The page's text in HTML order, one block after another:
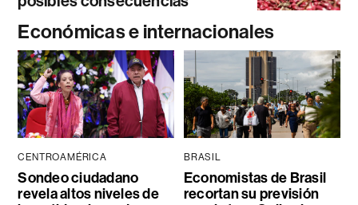
Económicas e internacionales
CENTROAMÉRICA
Sondeo ciudadano
revela altos niveles de
BRASIL
Economistas de Brasil
recortan su previsión